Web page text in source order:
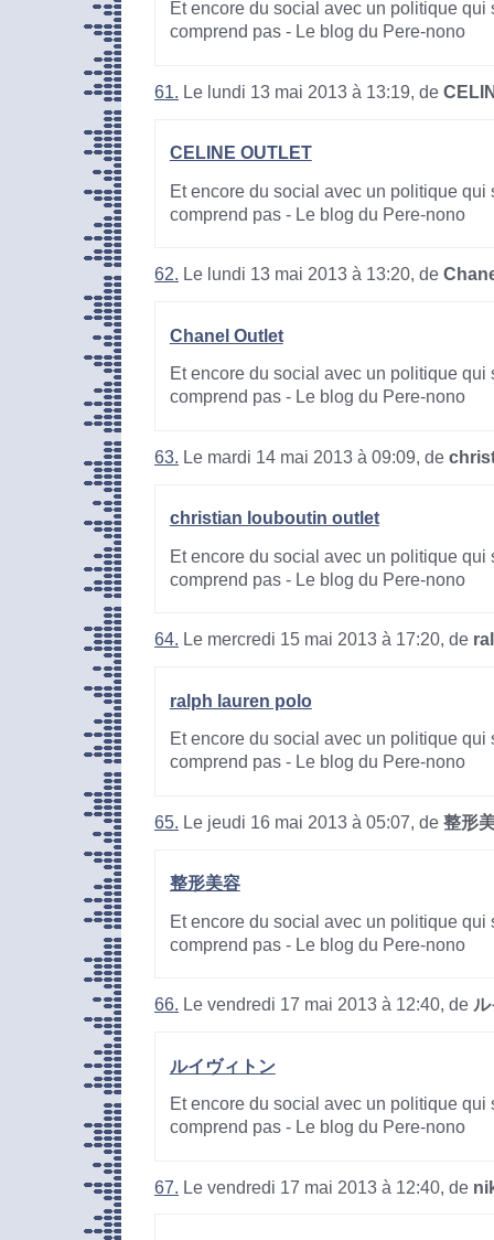
Et encore du social avec un politique qui
comprend pas - Le blog du Pere-nono
61. Le lundi 13 mai 2013 à 13:19, de
CELINE OUTLET
Et encore du social avec un politique qui
comprend pas - Le blog du Pere-nono
62. Le lundi 13 mai 2013 à 13:20, de
Chanel Outlet
Et encore du social avec un politique qui
comprend pas - Le blog du Pere-nono
63. Le mardi 14 mai 2013 à 09:09, de
christian louboutin outlet
Et encore du social avec un politique qui
comprend pas - Le blog du Pere-nono
64. Le mercredi 15 mai 2013 à 17:20, de
ralph lauren polo
Et encore du social avec un politique qui
comprend pas - Le blog du Pere-nono
65. Le jeudi 16 mai 2013 à 05:07, de 整形
整形美容
Et encore du social avec un politique qui
comprend pas - Le blog du Pere-nono
66. Le vendredi 17 mai 2013 à 12:40, de
ルイヴィトン
Et encore du social avec un politique qui
comprend pas - Le blog du Pere-nono
67. Le vendredi 17 mai 2013 à 12:40, de